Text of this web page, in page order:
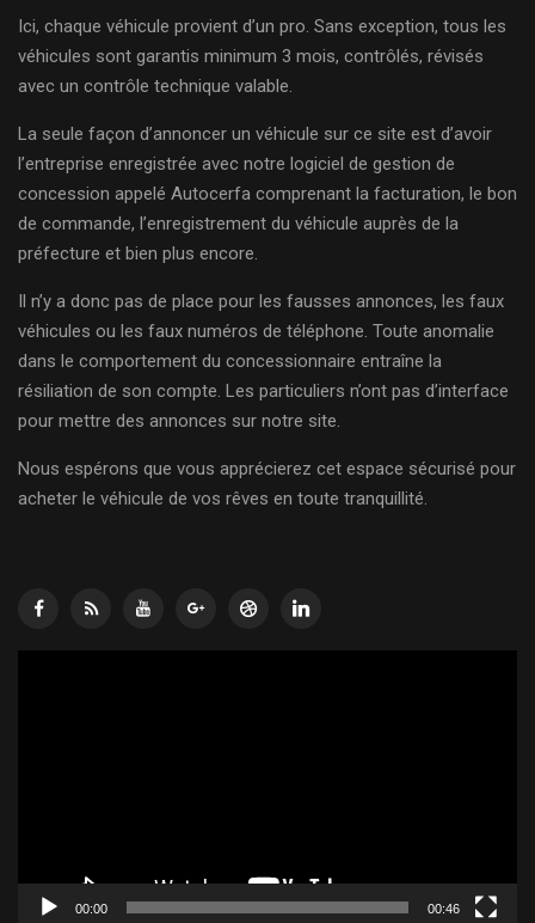
Ici, chaque véhicule provient d’un pro. Sans exception, tous les
véhicules sont garantis minimum 3 mois, contrôlés, révisés
avec un contrôle technique valable.
La seule façon d’annoncer un véhicule sur ce site est d’avoir
l’entreprise enregistrée avec notre logiciel de gestion de
concession appelé Autocerfa comprenant la facturation, le bon
de commande, l’enregistrement du véhicule auprès de la
préfecture et bien plus encore.
Il n’y a donc pas de place pour les fausses annonces, les faux
véhicules ou les faux numéros de téléphone. Toute anomalie
dans le comportement du concessionnaire entraîne la
résiliation de son compte. Les particuliers n’ont pas d’interface
pour mettre des annonces sur notre site.
Nous espérons que vous apprécierez cet espace sécurisé pour
acheter le véhicule de vos rêves en toute tranquillité.
00:00 00:46